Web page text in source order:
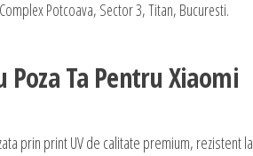
Potcoava, Sector 3, Titan, Bucuresti.
Ta Pentru Xiaomi
prin print UV de calitate premium, rezistent la